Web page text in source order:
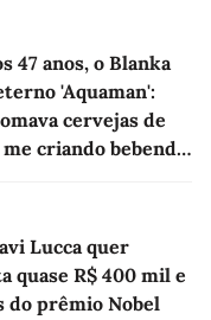
47 anos, o Blanka
'Aquaman':
cervejas de
criando bebendo
Lucca quer
quase R$ 400 mil e
do prêmio Nobel